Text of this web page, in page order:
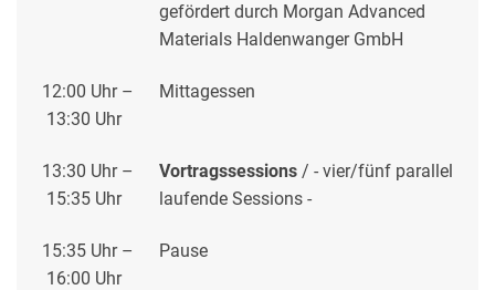
gefördert durch Morgan Advanced
Materials Haldenwanger GmbH
12:00 Uhr –
13:30 Uhr
Mittagessen
13:30 Uhr –
15:35 Uhr
Vortragssessions / - vier/fünf parallel
laufende Sessions -
15:35 Uhr –
16:00 Uhr
Pause